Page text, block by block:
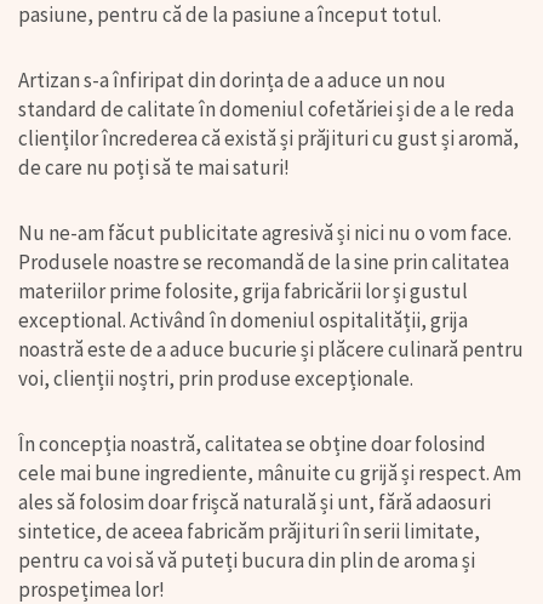
pasiune, pentru că de la pasiune a început totul.
Artizan s-a înfiripat din dorința de a aduce un nou
standard de calitate în domeniul cofetăriei și de a le reda
clienților încrederea că există și prăjituri cu gust și aromă,
de care nu poți să te mai saturi!
Nu ne-am făcut publicitate agresivă și nici nu o vom face.
Produsele noastre se recomandă de la sine prin calitatea
materiilor prime folosite, grija fabricării lor și gustul
exceptional. Activând în domeniul ospitalității, grija
noastră este de a aduce bucurie și plăcere culinară pentru
voi, clienții noștri, prin produse excepționale.
În concepția noastră, calitatea se obține doar folosind
cele mai bune ingrediente, mânuite cu grijă și respect. Am
ales să folosim doar frișcă naturală și unt, fără adaosuri
sintetice, de aceea fabricăm prăjituri în serii limitate,
pentru ca voi să vă puteți bucura din plin de aroma și
prospețimea lor!